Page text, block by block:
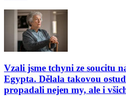
Vzali jsme tchyni ze soucitu
Egypta. Dělala takovou
propadali nejen my, ale i